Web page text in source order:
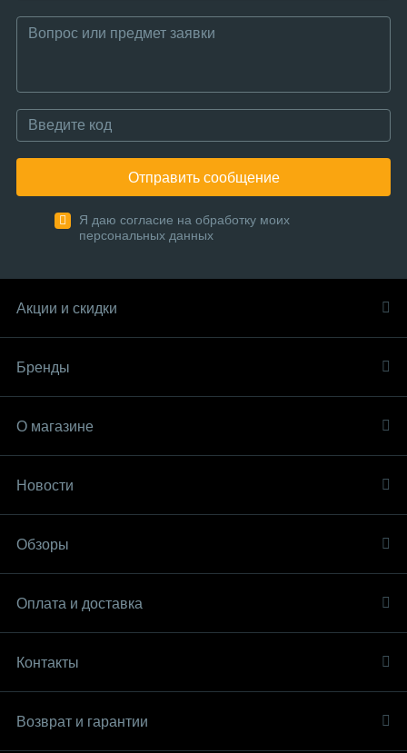
Отправить сообщение
Я даю согласие на обработку моих
персональных данных
Акции и скидки
Бренды
О магазине
Новости
Обзоры
Оплата и доставка
Контакты
Возврат и гарантии